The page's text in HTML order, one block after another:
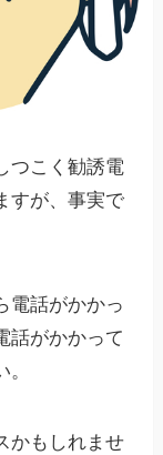
つこく勧誘電
すが、事実で
電話がかかっ
話がかかって
かもしれませ